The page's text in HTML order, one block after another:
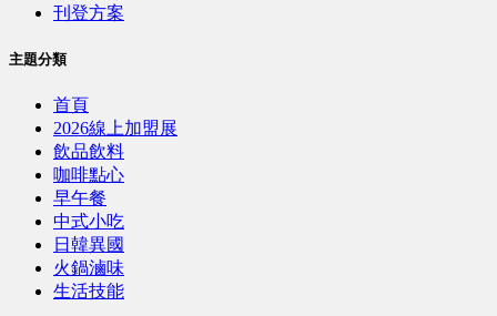
刊登方案
主題分類
首頁
2026線上加盟展
飲品飲料
咖啡點心
早午餐
中式小吃
日韓異國
火鍋滷味
生活技能